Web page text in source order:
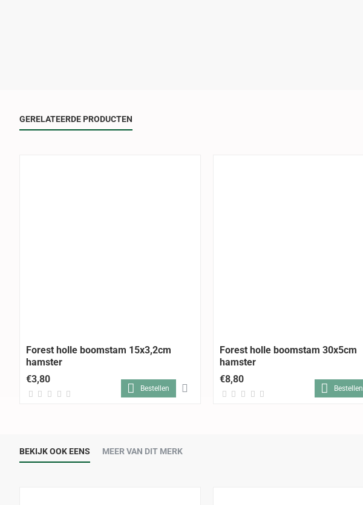
GERELATEERDE PRODUCTEN
Forest holle boomstam 15x3,2cm
hamster
€3,80
Bestellen
Forest holle boomstam 30x5cm
hamster
€8,80
Bestellen
BEKIJK OOK EENS MEER VAN DIT MERK